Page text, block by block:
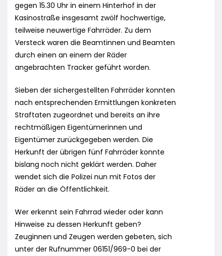
gegen 15.30 Uhr in einem Hinterhof in der
Kasinostraße insgesamt zwölf hochwertige,
teilweise neuwertige Fahrräder. Zu dem
Versteck waren die Beamtinnen und Beamten
durch einen an einem der Räder
angebrachten Tracker geführt worden.
Sieben der sichergestellten Fahrräder konnten
nach entsprechenden Ermittlungen konkreten
Straftaten zugeordnet und bereits an ihre
rechtmäßigen Eigentümerinnen und
Eigentümer zurückgegeben werden. Die
Herkunft der übrigen fünf Fahrräder konnte
bislang noch nicht geklärt werden. Daher
wendet sich die Polizei nun mit Fotos der
Räder an die Öffentlichkeit.
Wer erkennt sein Fahrrad wieder oder kann
Hinweise zu dessen Herkunft geben?
Zeuginnen und Zeugen werden gebeten, sich
unter der Rufnummer 06151/969-0 bei der